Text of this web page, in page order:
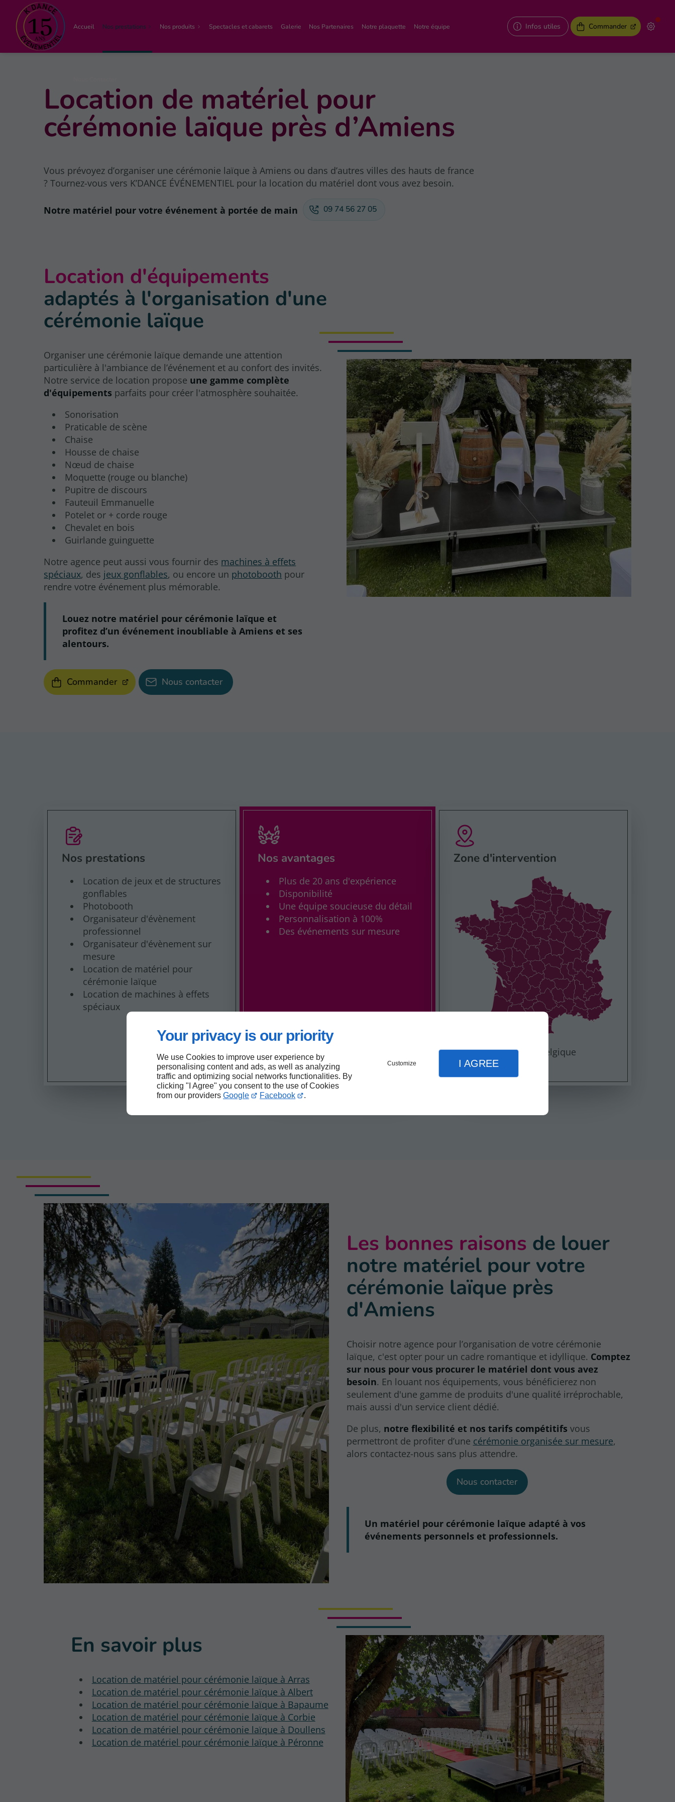
Your privacy is our priority
We use Cookies to improve user experience by
personalising content and ads, as well as analyzing
traffic and optimizing social networks functionalities. By
clicking "I Agree" you consent to the use of Cookies
from our providers Google Facebook .
Customize I AGREE
Accueil Nos prestations Nos produits
Écran led
Écran géant
Spectacles et cabarets Galerie Nos Partenaires Notre plaquette Notre équipe Infos utiles Commander
Location de matériel pour
cérémonie laïque près d’Amiens
Vous prévoyez d’organiser une cérémonie laïque à Amiens ou dans d’autres villes des hauts de france
? Tournez-vous vers K’DANCE ÉVÉNEMENTIEL pour la location du matériel dont vous avez besoin.
Notre matériel pour votre événement à portée de main 09 74 56 27 05
Location d'équipements
adaptés à l'organisation d'une
cérémonie laïque
Organiser une cérémonie laïque demande une attention
particulière à l'ambiance de l’événement et au confort des invités.
Notre service de location propose une gamme complète
d'équipements parfaits pour créer l'atmosphère souhaitée.
Sonorisation
Praticable de scène
Chaise
Housse de chaise
Nœud de chaise
Moquette (rouge ou blanche)
Pupitre de discours
Fauteuil Emmanuelle
Potelet or + corde rouge
Chevalet en bois
Guirlande guinguette
Notre agence peut aussi vous fournir des machines à effets
spéciaux, des jeux gonflables, ou encore un photobooth pour
rendre votre événement plus mémorable.
Louez notre matériel pour cérémonie laïque et
profitez d’un événement inoubliable à Amiens et ses
alentours.
Commander Nous contacter
Nos prestations
Location de jeux et de structures
gonflables
Photobooth
Organisateur d'évènement
professionnel
Organisateur d'évènement sur
mesure
Location de matériel pour
cérémonie laïque
Location de machines à effets
spéciaux
Nos avantages
Plus de 20 ans d'expérience
Disponibilité
Une équipe soucieuse du détail
Personnalisation à 100%
Des événements sur mesure
Zone d'intervention
Zone France et Belgique
Les bonnes raisons de louer
notre matériel pour votre
cérémonie laïque près
d'Amiens
Choisir notre agence pour l’organisation de votre cérémonie
laïque, c'est opter pour un cadre romantique et idyllique. Comptez
sur nous pour vous procurer le matériel dont vous avez
besoin. En louant nos équipements, vous bénéficierez non
seulement d'une gamme de produits d'une qualité irréprochable,
mais aussi d'un service client dédié.
De plus, notre flexibilité et nos tarifs compétitifs vous
permettront de profiter d’une cérémonie organisée sur mesure,
alors contactez-nous sans plus attendre.
Nous contacter
Un matériel pour cérémonie laïque adapté à vos
événements personnels et professionnels.
En savoir plus
Location de matériel pour cérémonie laïque à Arras
Location de matériel pour cérémonie laïque à Albert
Location de matériel pour cérémonie laïque à Bapaume
Location de matériel pour cérémonie laïque à Corbie
Location de matériel pour cérémonie laïque à Doullens
Location de matériel pour cérémonie laïque à Péronne